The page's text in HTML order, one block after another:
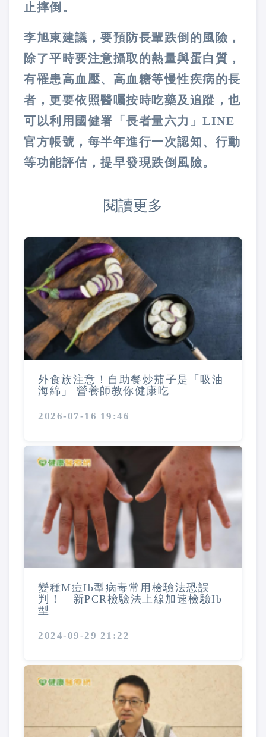
止摔倒。
李旭東建議，要預防長輩跌倒的風險，
除了平時要注意攝取的熱量與蛋白質，
有罹患高血壓、高血糖等慢性疾病的長
者，更要依照醫囑按時吃藥及追蹤，也
可以利用國健署「長者量六力」LINE
官方帳號，每半年進行一次認知、行動
等功能評估，提早發現跌倒風險。
閱讀更多
外食族注意！自助餐炒茄子是「吸油
海綿」 營養師教你健康吃
2026-07-16 19:46
變種M痘Ib型病毒常用檢驗法恐誤
判！ 新PCR檢驗法上線加速檢驗Ib
型
2024-09-29 21:22